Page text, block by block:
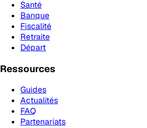
Santé
Banque
Fiscalité
Retraite
Départ
Ressources
Guides
Actualités
FAQ
Partenariats